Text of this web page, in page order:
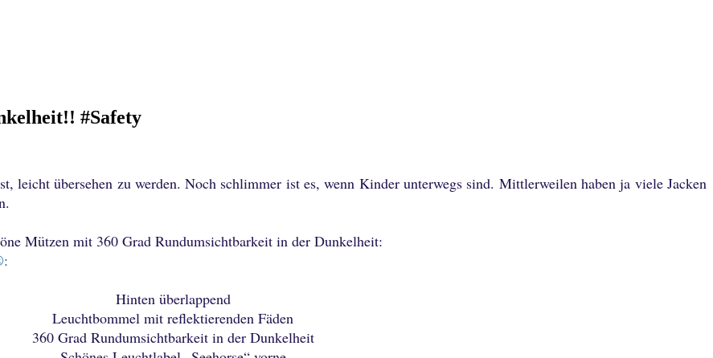
#Safety
leicht übersehen zu werden. Noch schlimmer ist es, wenn Kinder unterwegs sind. Mittlerweilen haben ja viele Jacken
Mützen mit 360 Grad Rundumsichtbarkeit in der Dunkelheit:
Hinten überlappend
Leuchtbommel mit reflektierenden Fäden
360 Grad Rundumsichtbarkeit in der Dunkelheit